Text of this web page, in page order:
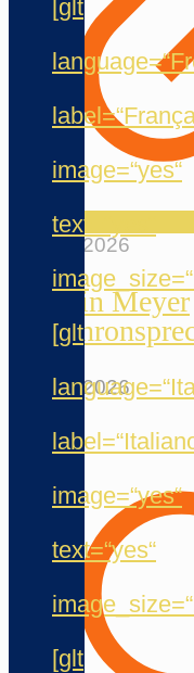
[glt
image=“yes“
text=“yes“
[glt
image=“yes“
text=“yes“
[glt
20. Mai 2026
Jermain Meyer
12. Mai 2026